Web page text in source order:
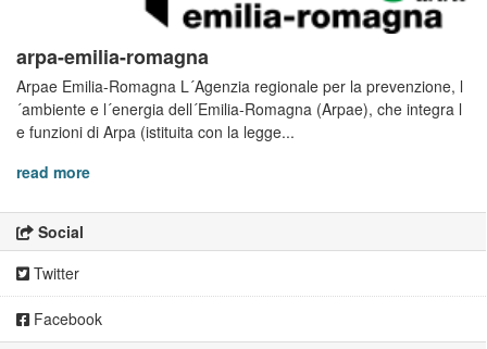
arpa-emilia-romagna
Arpae Emilia-Romagna L´Agenzia regionale per la prevenzione, l
´ambiente e l´energia dell´Emilia-Romagna (Arpae), che integra l
e funzioni di Arpa (istituita con la legge...
read more
Social
Twitter
Facebook